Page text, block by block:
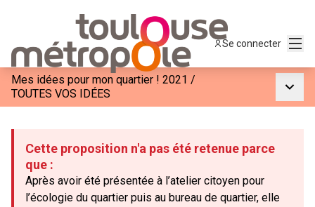
Se connecter
Mes idées pour mon quartier ! 2021 /
TOUTES VOS IDÉES
Cette proposition n'a pas été retenue parce
que :
Après avoir été présentée à l’atelier citoyen pour
l’écologie du quartier puis au bureau de quartier, elle